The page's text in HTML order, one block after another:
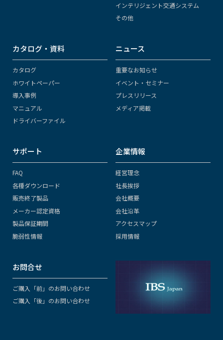
インテリジェント交通システム
その他
カタログ・資料
カタログ
ホワイトペーパー
導入事例
マニュアル
ドライバーファイル
ニュース
重要なお知らせ
イベント・セミナー
プレスリリース
メディア掲載
サポート
FAQ
各種ダウンロード
販売終了製品
メーカー認定資格
製品保証期間
脆弱性情報
企業情報
経営理念
社長挨拶
会社概要
会社沿革
アクセスマップ
採用情報
お問合せ
ご購入「前」のお問い合わせ
ご購入「後」のお問い合わせ